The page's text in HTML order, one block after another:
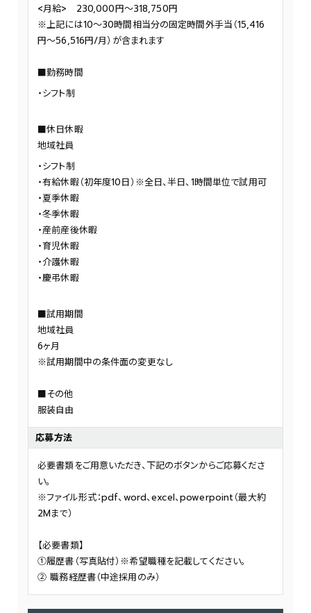
<月給> 230,000円～318,750円
※上記には10～30時間相当分の固定時間外手当（15,416
円～56,516円/月）が含まれます
■勤務時間
シフト制
■休日休暇
地域社員
シフト制
有給休暇（初年度10日）※全日、半日、1時間単位で試用可
夏季休暇
冬季休暇
産前産後休暇
育児休暇
介護休暇
慶弔休暇
■試用期間
地域社員
6ヶ月
※試用期間中の条件面の変更なし
■その他
服装自由
応募方法
必要書類をご用意いただき、下記のボタンからご応募くださ
い。
※ファイル形式：pdf、word、excel、powerpoint（最大約
2Mまで）
【必要書類】
①履歴書（写真貼付）※希望職種を記載してください。
② 職務経歴書（中途採用のみ）